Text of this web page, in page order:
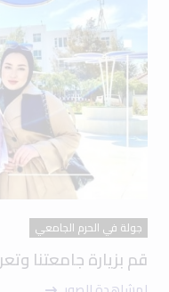
جولة في الحرم الجامعي
قم بزيارة جامعتنا